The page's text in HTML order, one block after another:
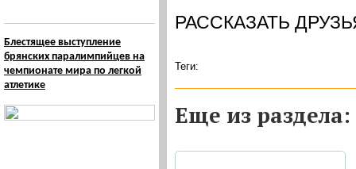
Блестящее выступление
брянских паралимпийцев на
чемпионате мира по легкой
атлетике
РАССКАЗАТЬ
Теги:
Eще из раздела: